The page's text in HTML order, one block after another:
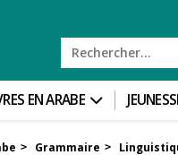
EN ARABE
> Grammaire >